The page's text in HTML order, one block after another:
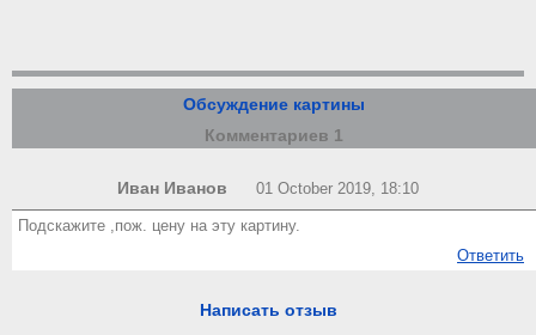
Обсуждение картины
Комментариев 1
Иван Иванов 01 October 2019, 18:10
Подскажите ,пож. цену на эту картину.
Ответить
Написать отзыв